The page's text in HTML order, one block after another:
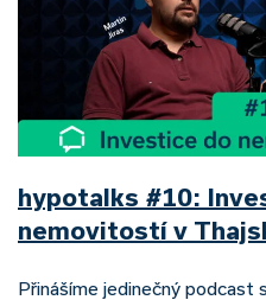
hypotalks #10:
nemovitostí v
Přinášíme jedinečný podcast